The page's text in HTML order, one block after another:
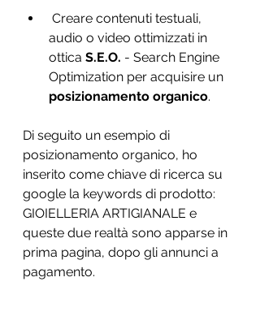
audio o video ottimizzati in
ottica S.E.O. - Search Engine
Optimization per acquisire un
posizionamento organico.
Di seguito un esempio di
posizionamento organico, ho
inserito come chiave di ricerca su
google la keywords di prodotto:
GIOIELLERIA ARTIGIANALE e
queste due realtà sono apparse in
prima pagina, dopo gli annunci a
pagamento.